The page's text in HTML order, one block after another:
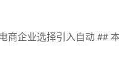
商企业选择引入自动 ##